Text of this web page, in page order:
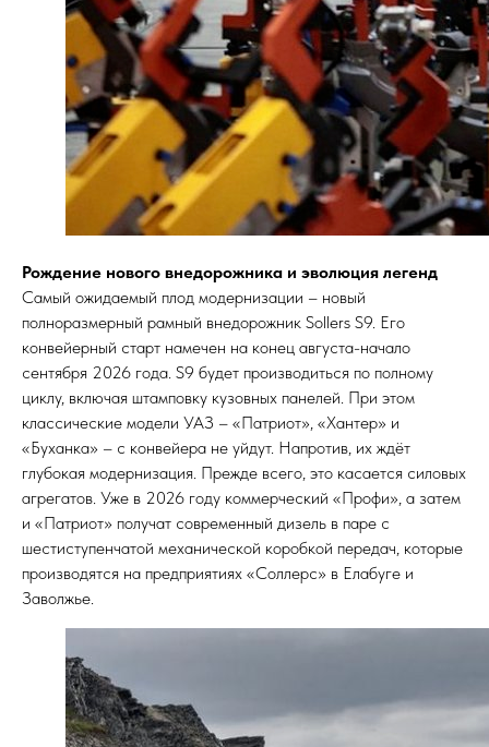
Рождение нового внедорожника и эволюция легенд
Самый ожидаемый плод модернизации – новый
полноразмерный рамный внедорожник Sollers S9. Его
конвейерный старт намечен на конец августа-начало
сентября 2026 года. S9 будет производиться по полному
циклу, включая штамповку кузовных панелей. При этом
классические модели УАЗ – «Патриот», «Хантер» и
«Буханка» – с конвейера не уйдут. Напротив, их ждёт
глубокая модернизация. Прежде всего, это касается силовых
агрегатов. Уже в 2026 году коммерческий «Профи», а затем
и «Патриот» получат современный дизель в паре с
шестиступенчатой механической коробкой передач, которые
производятся на предприятиях «Соллерс» в Елабуге и
Заволжье.